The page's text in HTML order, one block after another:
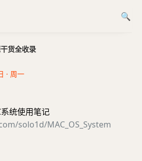
货全收录
· 周一
统使用笔记
solo1d/MAC_OS_System